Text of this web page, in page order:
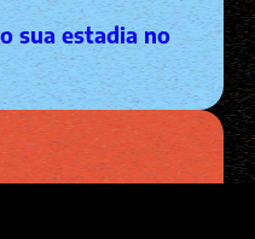
sua estadia no